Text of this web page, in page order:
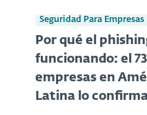
Seguridad Para Empresas
Por qué el
funcionando: el
empresas en
Latina lo